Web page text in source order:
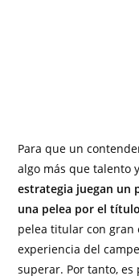
Para que un
algo más que talento
estrategia juegan un
una pelea por el título
pelea titular con gran
experiencia del
superar. Por tanto,